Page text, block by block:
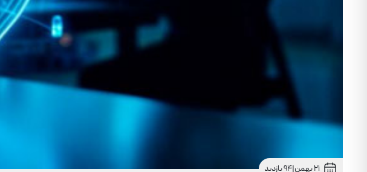
21 بهمن |94 بازدید